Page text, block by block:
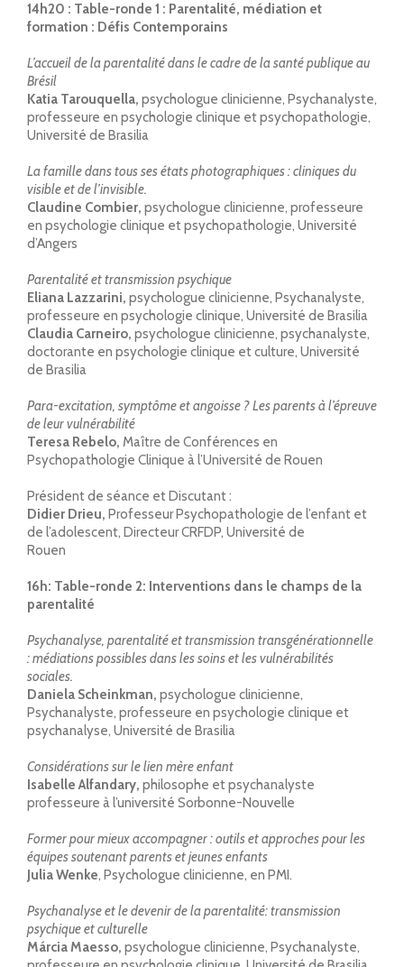
14h20 : Table-ronde 1 : Parentalité, médiation et
formation : Défis Contemporains
L’accueil de la parentalité dans le cadre de la santé publique au
Brésil
Katia Tarouquella, psychologue clinicienne, Psychanalyste,
professeure en psychologie clinique et psychopathologie,
Université de Brasilia
La famille dans tous ses états photographiques : cliniques du
visible et de l’invisible.
Claudine Combier, psychologue clinicienne, professeure
en psychologie clinique et psychopathologie, Université
d’Angers
Parentalité et transmission psychique
Eliana Lazzarini, psychologue clinicienne, Psychanalyste,
professeure en psychologie clinique, Université de Brasilia
Claudia Carneiro, psychologue clinicienne, psychanalyste,
doctorante en psychologie clinique et culture, Université
de Brasilia
Para-excitation, symptôme et angoisse ? Les parents à l’épreuve
de leur vulnérabilité
Teresa Rebelo, Maître de Conférences en
Psychopathologie Clinique à l’Université de Rouen
Président de séance et Discutant :
Didier Drieu, Professeur Psychopathologie de l’enfant et
de l’adolescent, Directeur CRFDP, Université de
Rouen
16h: Table-ronde 2: Interventions dans le champs de la
parentalité
Psychanalyse, parentalité et transmission transgénérationnelle
: médiations possibles dans les soins et les vulnérabilités
sociales.
Daniela Scheinkman, psychologue clinicienne,
Psychanalyste, professeure en psychologie clinique et
psychanalyse, Université de Brasilia
Considérations sur le lien mère enfant
Isabelle Alfandary, philosophe et psychanalyste
professeure à l’université Sorbonne-Nouvelle
Former pour mieux accompagner : outils et approches pour les
équipes soutenant parents et jeunes enfants
Julia Wenke, Psychologue clinicienne, en PMI.
Psychanalyse et le devenir de la parentalité: transmission
psychique et culturelle
Márcia Maesso, psychologue clinicienne, Psychanalyste,